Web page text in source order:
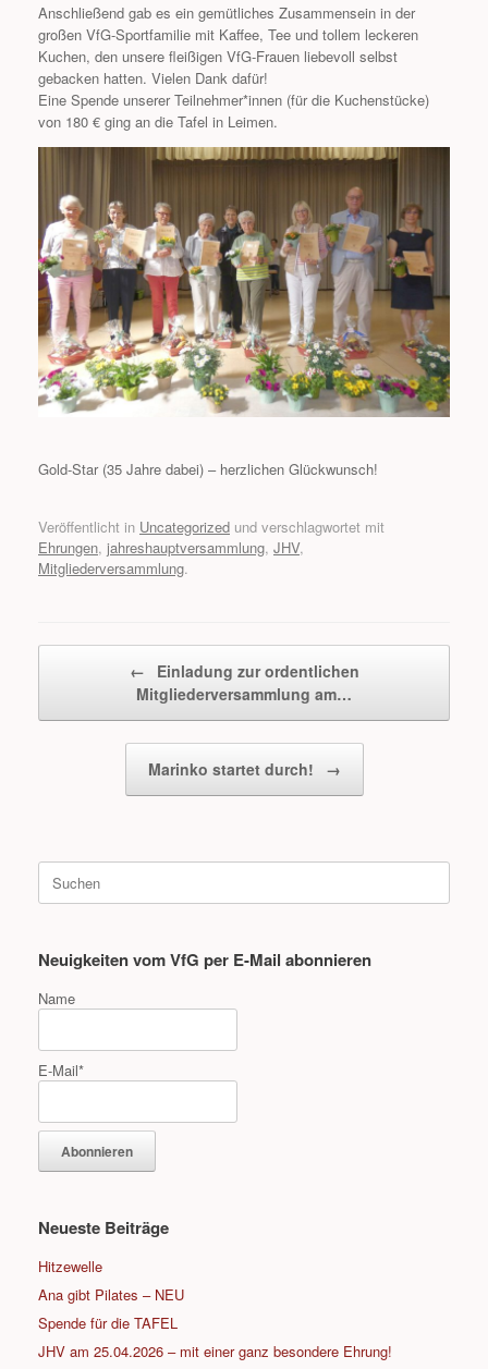
Anschließend gab es ein gemütliches Zusammensein in der
großen VfG-Sportfamilie mit Kaffee, Tee und tollem leckeren
Kuchen, den unsere fleißigen VfG-Frauen liebevoll selbst
gebacken hatten. Vielen Dank dafür!
Eine Spende unserer Teilnehmer*innen (für die Kuchenstücke)
von 180 € ging an die Tafel in Leimen.
Gold-Star (35 Jahre dabei) – herzlichen Glückwunsch!
Veröffentlicht in Uncategorized und verschlagwortet mit
Ehrungen, jahreshauptversammlung, JHV,
Mitgliederversammlung.
←
Einladung zur ordentlichen
Mitgliederversammlung am…
Marinko startet durch! →
Suche
nach:
Neuigkeiten vom VfG per E-Mail abonnieren
Name
E-Mail*
Neueste Beiträge
Hitzewelle
Ana gibt Pilates – NEU
Spende für die TAFEL
JHV am 25.04.2026 – mit einer ganz besondere Ehrung!